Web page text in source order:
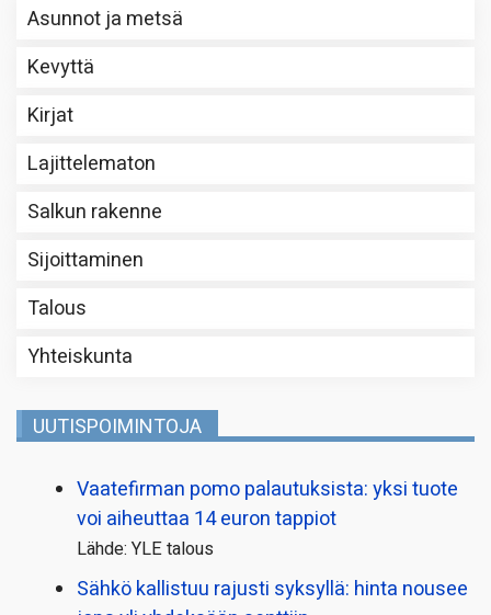
Asunnot ja metsä
Kevyttä
Kirjat
Lajittelematon
Salkun rakenne
Sijoittaminen
Talous
Yhteiskunta
UUTISPOIMINTOJA
Vaatefirman pomo palautuksista: yksi tuote
voi aiheuttaa 14 euron tappiot
Lähde: YLE talous
Sähkö kallistuu rajusti syksyllä: hinta nousee